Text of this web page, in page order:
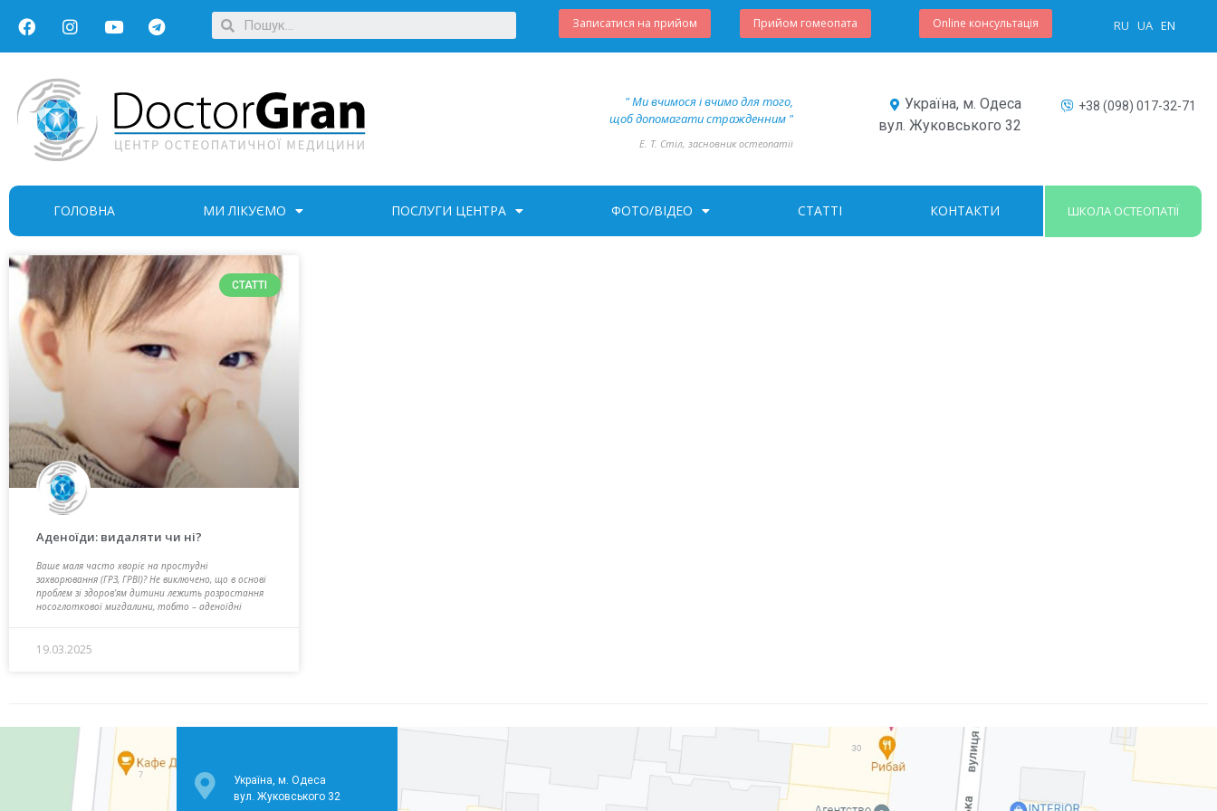
Записатися на прийом Прийом гомеопата Online консультація RU UA EN
" Ми вчимося і вчимо для того,
щоб допомагати стражденним "
Е. Т. Стіл, засновник остеопатії
Україна, м. Одеса
вул. Жуковського 32
+38 (098) 017-32-71
ГОЛОВНА МИ ЛІКУЄМО ПОСЛУГИ ЦЕНТРА ФОТО/ВІДЕО СТАТТІ КОНТАКТИ ШКОЛА ОСТЕОПАТІЇ
СТАТТІ
Аденоїди: видаляти чи ні?
Ваше маля часто хворіє на простудні
захворювання (ГРЗ, ГРВІ)? Не виключено, що в основі
проблем зі здоров’ям дитини лежить розростання
носоглоткової мигдалини, тобто – аденоїдні
19.03.2025
Україна, м. Одеса
вул. Жуковського 32